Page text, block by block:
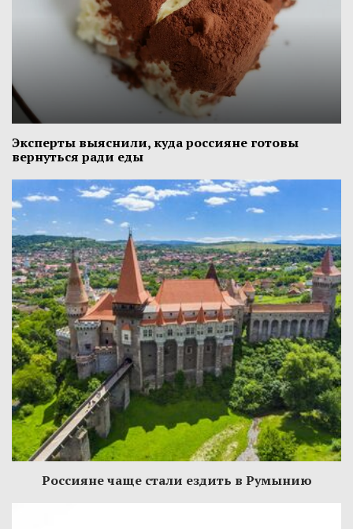
Эксперты выяснили, куда россияне готовы
вернуться ради еды
Россияне чаще стали ездить в Румынию